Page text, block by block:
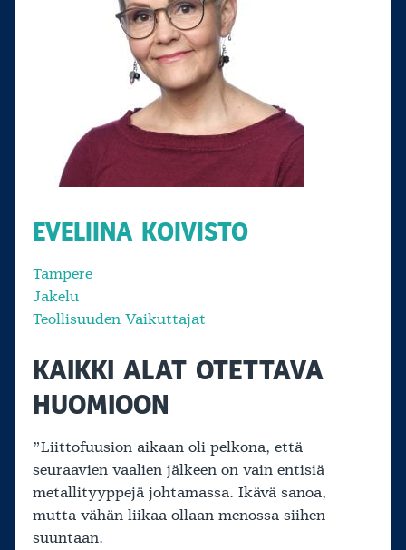
EVELIINA KOIVISTO
Tampere
Jakelu
Teollisuuden Vaikuttajat
KAIKKI ALAT OTETTAVA
HUOMIOON
”Liittofuusion aikaan oli pelkona, että
seuraavien vaalien jälkeen on vain entisiä
metallityyppejä johtamassa. Ikävä sanoa,
mutta vähän liikaa ollaan menossa siihen
suuntaan.